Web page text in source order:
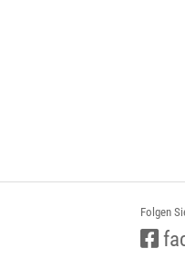
Folgen